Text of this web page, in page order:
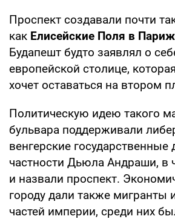
Проспект создавали почти
как Елисейские Поля в
Будапешт будто заявлял о
европейской столице,
хочет оставаться на втором
Политическую идею такого
бульвара поддерживали
венгерские государственные
частности Дьюла Андраши, в
и назвали проспект.
городу дали также мигранты
частей империи, среди них